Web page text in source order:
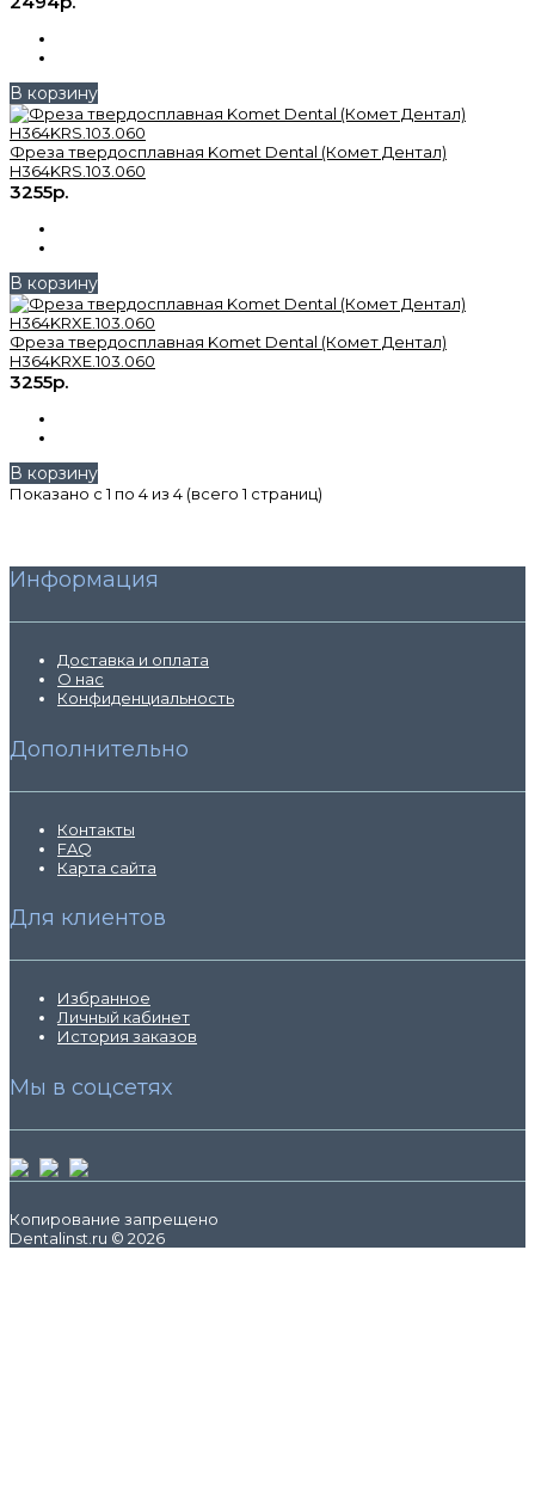
В корзину
Фреза твердосплавная Komet Dental (Комет Дентал)
H364KRS.103.060
3255р.
В корзину
Фреза твердосплавная Komet Dental (Комет Дентал)
H364KRXE.103.060
3255р.
В корзину
Показано с 1 по 4 из 4 (всего 1 страниц)
Информация
Доставка и оплата
О нас
Конфиденциальность
Дополнительно
Контакты
FAQ
Карта сайта
Для клиентов
Избранное
Личный кабинет
История заказов
Мы в соцсетях
Копирование запрещено
Dentalinst.ru © 2026